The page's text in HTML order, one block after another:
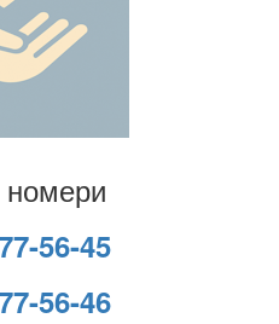
номери
56-45
56-46